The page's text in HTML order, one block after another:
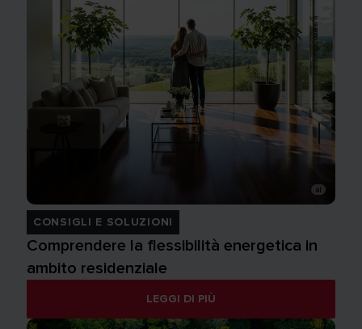
CONSIGLI E SOLUZIONI
Comprendere la flessibilità energetica in
ambito residenziale
LEGGI DI PIÙ